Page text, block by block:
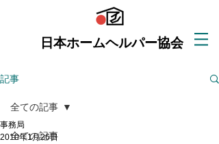
日本ホームヘルパー協会
記事
全ての記事
全ての記事
事務局
2010年1月26日